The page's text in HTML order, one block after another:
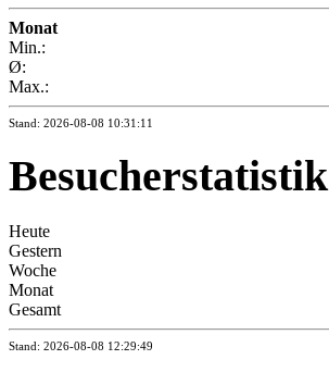
Monat
Min.:
Ø:
Max.:
Stand: 2026-08-08 10:31:11
Besucherstatistik
Heute
Gestern
Woche
Monat
Gesamt
Stand: 2026-08-08 12:29:49